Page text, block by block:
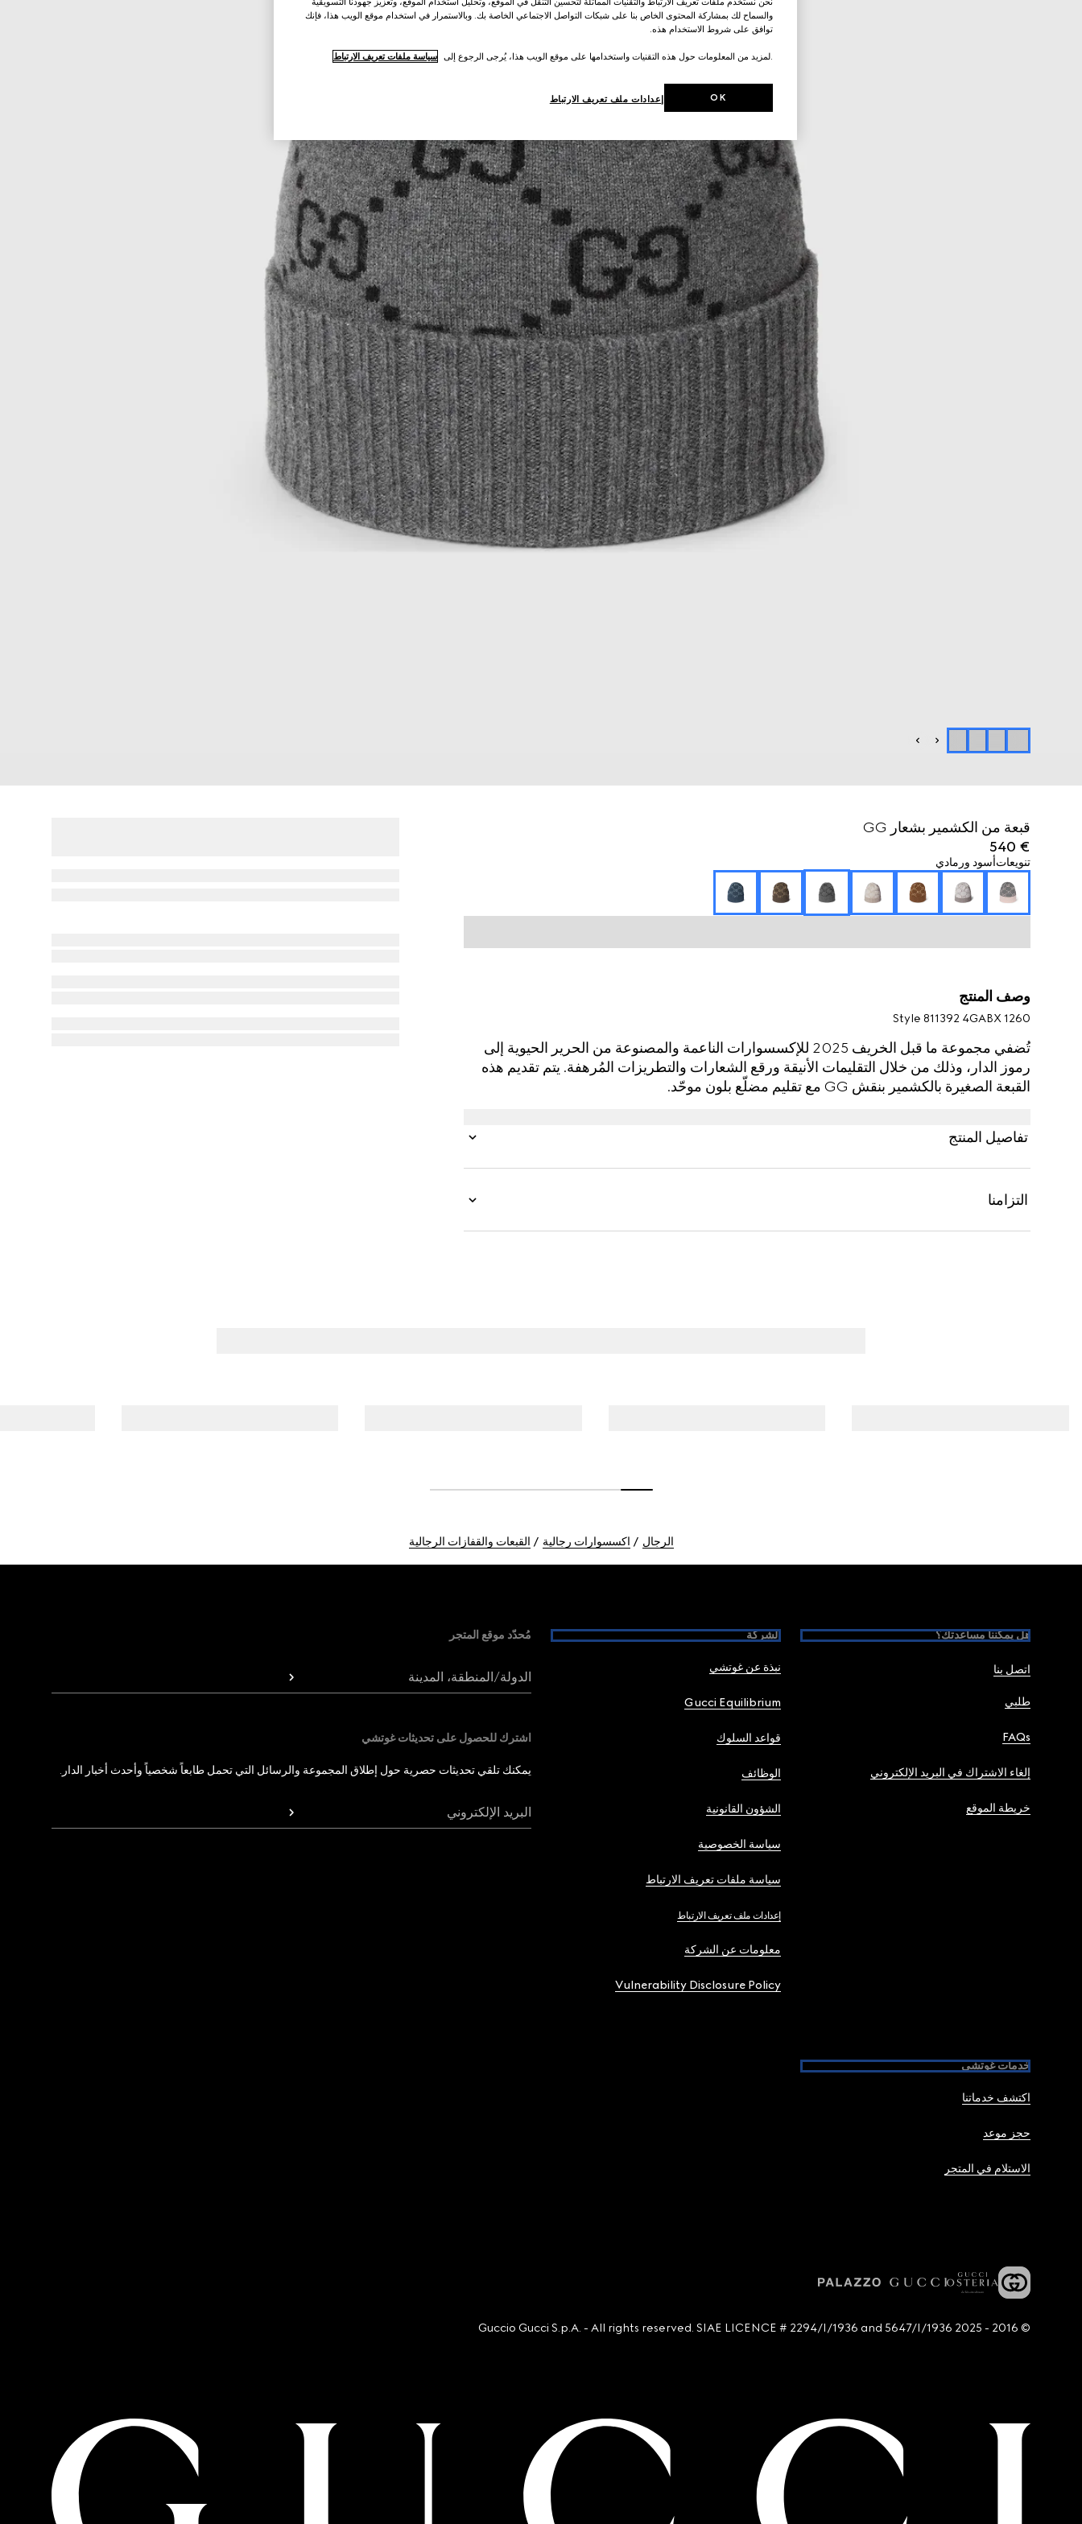
قبعة من الكشمير بشعار GG
€ 540
تنويعاتأسود ورمادي
وصف المنتج
Style ‎811392 4GABX 1260
تُضفي مجموعة ما قبل الخريف 2025 للإكسسوارات الناعمة والمصنوعة من الحرير الحيوية إلى
رموز الدار، وذلك من خلال التقليمات الأنيقة ورقع الشعارات والتطريزات المُرهفة. يتم تقديم هذه
القبعة الصغيرة بالكشمير بنقش GG مع تقليم مضلّع بلون موحّد.
تفاصيل المنتج
التزامنا
الرجال اكسسوارات رجالية القبعات والقفازات الرجالية
هل يمكننا مساعدتك؟
اتصل بنا
طلبي
FAQs
إلغاء الاشتراك في البريد الإلكتروني
خريطة الموقع
الشركة
نبذة عن غوتشي
Gucci Equilibrium
قواعد السلوك
الوظائف
الشؤون القانونية
سياسة الخصوصية
سياسة ملفات تعريف الارتباط
إعدادات ملف تعريف الارتباط
معلومات عن الشركة
Vulnerability Disclosure Policy
خدمات غوتشي
اكتشف خدماتنا
حجز موعد
الاستلام في المتجر
مُحدّد موقع المتجر
الدولة/المنطقة، المدينة
اشترك للحصول على تحديثات غوتشي
يمكنك تلقي تحديثات حصرية حول إطلاق المجموعة والرسائل التي تحمل طابعاً شخصياً وأحدث أخبار الدار.
البريد الإلكتروني
© 2016 - 2025 Guccio Gucci S.p.A. - All rights reserved. SIAE LICENCE # 2294/I/1936 and 5647/I/1936
والسماح لك بمشاركة المحتوى الخاص بنا على شبكات التواصل الاجتماعي الخاصة بك. وبالاستمرار في استخدام موقع الويب هذا، فإنك
توافق على شروط الاستخدام هذه.
.لمزيد من المعلومات حول هذه التقنيات واستخدامها على موقع الويب هذا، يُرجى الرجوع إلى سياسة ملفات تعريف الارتباط
إعدادات ملف تعريف الارتباط OK